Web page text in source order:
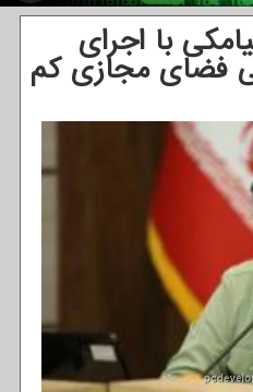
با اجرای
فضای مجازی کم